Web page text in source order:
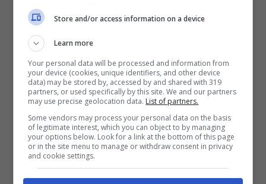
agosto: Eredivisie, Zweite
Liga, Primeira Liga e
League Cup
Anteprime,CALCIO
United-PSG: doppio
cantiere aperto
Store and/or access information on a device
Learn more
Your personal data will be processed and information from
your device (cookies, unique identifiers, and other device
data) may be stored by, accessed by and shared with 319
partners, or used specifically by this site. We and our partners
may use precise geolocation data. List of partners.
Some vendors may process your personal data on the basis
of legitimate interest, which you can object to by managing
your options below. Look for a link at the bottom of this page
or in the site menu to manage or withdraw consent in privacy
and cookie settings.